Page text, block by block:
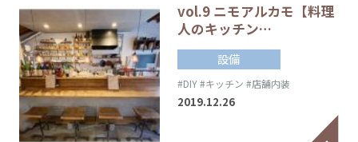
vol.9 ニモアルカモ【料理
人のキッチン…
設備
#DIY#キッチン #店舗内装
2019.12.26